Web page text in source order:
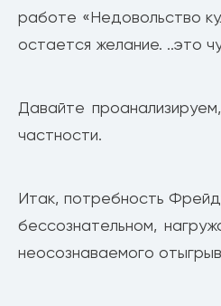
работе «Недовольство
остается желание. ..это
Давайте
частности.
Итак, потребность
бессознательном,
неосознаваемого